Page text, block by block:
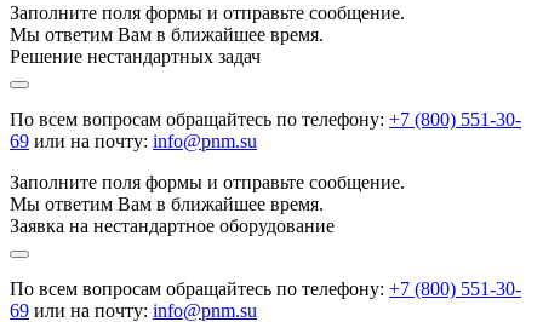
Заполните поля формы и отправьте сообщение.
Мы ответим Вам в ближайшее время.
Решение нестандартных задач
По всем вопросам обращайтесь по телефону: +7 (800) 551-30-
69 или на почту: info@pnm.su
Заполните поля формы и отправьте сообщение.
Мы ответим Вам в ближайшее время.
Заявка на нестандартное оборудование
По всем вопросам обращайтесь по телефону: +7 (800) 551-30-
69 или на почту: info@pnm.su